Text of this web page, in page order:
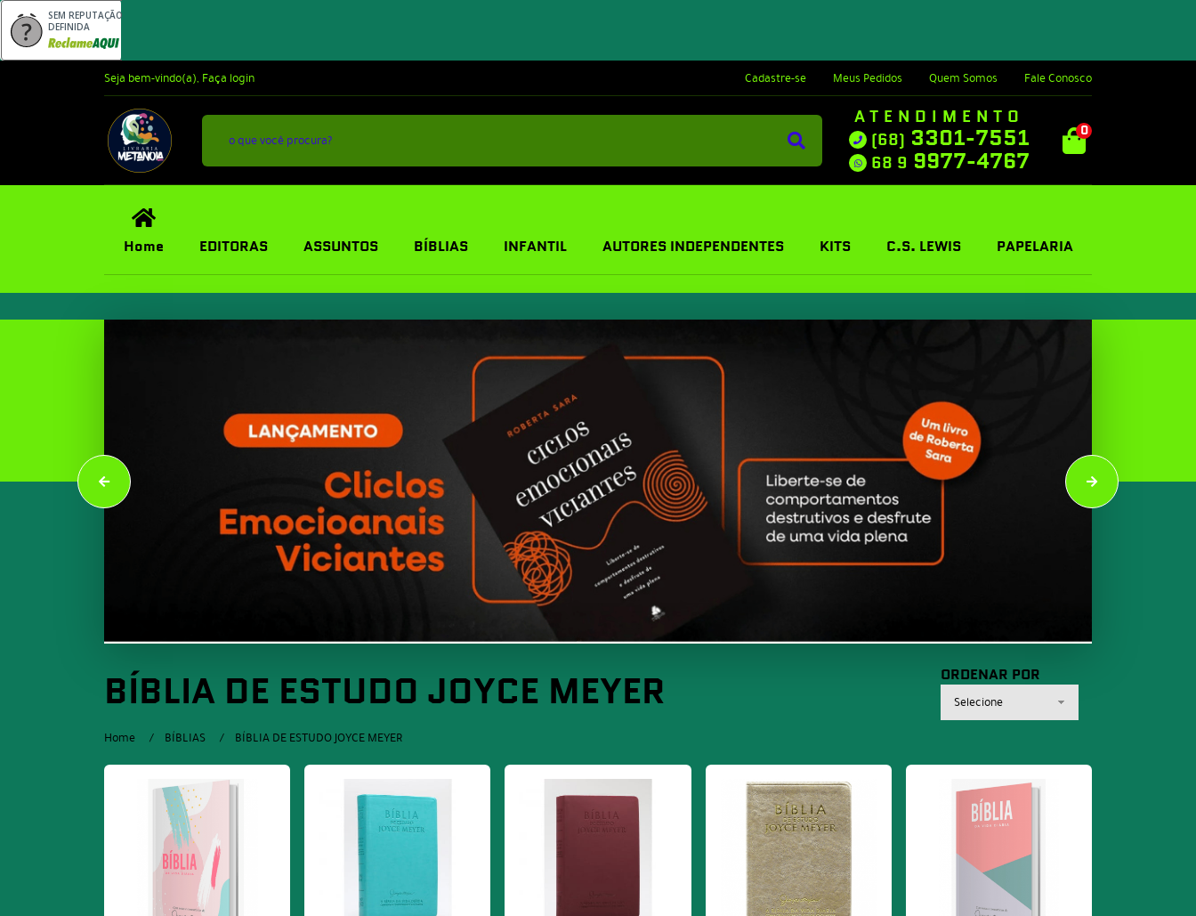
SEM REPUTAÇÃO
DEFINIDA
Seja bem-vindo(a), Faça login Cadastre-se Meus Pedidos Quem Somos Fale Conosco
ATENDIMENTO
(68) 3301-7551
68 9 9977-4767
0
Home EDITORAS ASSUNTOS BÍBLIAS INFANTIL AUTORES INDEPENDENTES KITS C.S. LEWIS PAPELARIA
BÍBLIA DE ESTUDO JOYCE MEYER
Home BÍBLIAS BÍBLIA DE ESTUDO JOYCE MEYER
ORDENAR POR
Selecione